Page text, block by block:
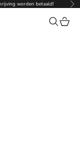
worden betaald!
Zoeken